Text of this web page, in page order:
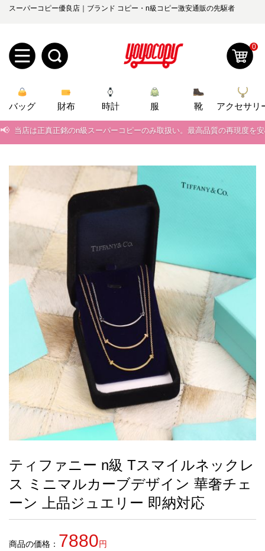
スーパーコピー優良店｜ブランド コピー・n級コピー激安通販の先駆者
規
ユ
ザ
ロ
グ
ン
オ
ーお
yoyocopys@gmail.com
2026人気特集
バッグ
財布
時計
服
ズボン
衣装セット
靴
住まい用品
アクセサリー
ベルト
スカーフ
アイフォーンケ
ース
小物
新
お
す
商
0
バッグ 財布 時計 服 靴
アクセサリ
📢 当店は正真正銘のn級スーパーコピーのみ取扱い。最高品質の再現度を
📢 2026春の新作続々更新中！期間中のご注文でお得な割引をご利用いただ
新作入荷！ルイ・ヴィトンスーパーコピー バッグ最新モデルが登場。
ティファニー n級 Tスマイルネックレ
ス ミニマルカーブデザイン 華奢チェ
ーン 上品ジュエリー 即納対応
商品の価格： 7880円